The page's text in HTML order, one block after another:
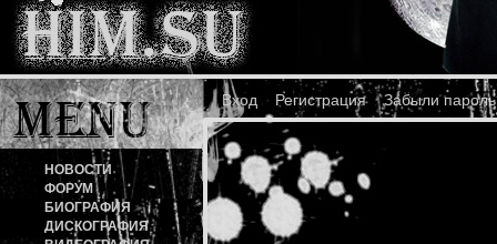
Вход Регистрация Забыли
НОВОСТИ
ФОРУМ
БИОГРАФИЯ
ДИСКОГРАФИЯ